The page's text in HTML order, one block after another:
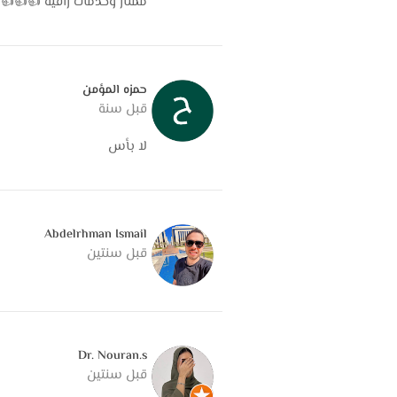
حمزه المؤمن
قبل سنة
لا بأس
Abdelrhman Ismail
قبل سنتين
Dr. Nouran.s
قبل سنتين